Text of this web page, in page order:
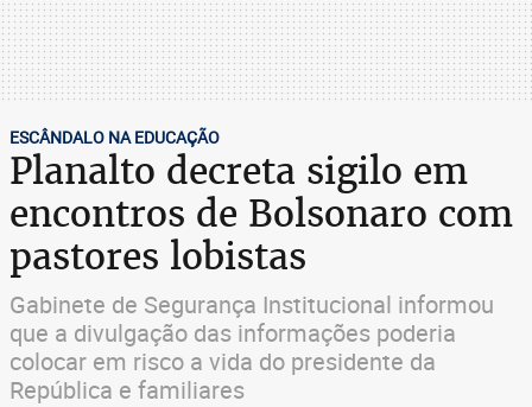
ESCÂNDALO NA EDUCAÇÃO
Planalto decreta sigilo em
encontros de Bolsonaro com
pastores lobistas
Gabinete de Segurança Institucional informou
que a divulgação das informações poderia
colocar em risco a vida do presidente da
República e familiares